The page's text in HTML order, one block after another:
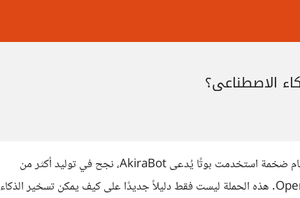
الاصطناعي؟
في تقرير حديث نشرته شركة SentinelOne، كُشف عن حملة سبام ضخمة استخدمت بوتًا يُدعى AkiraBot، نجح في توليد أكثر من
80,000 رسالة مزعجة باستخدام نموذج GPT-4o-mini من OpenAI. هذه الحملة ليست فقط دليلاً جديدًا على كيف يمكن تسخير الذكاء